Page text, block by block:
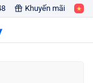
Khuyến mãi